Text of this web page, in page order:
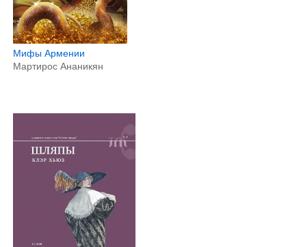
Мифы Армении
Мартирос Ананикян